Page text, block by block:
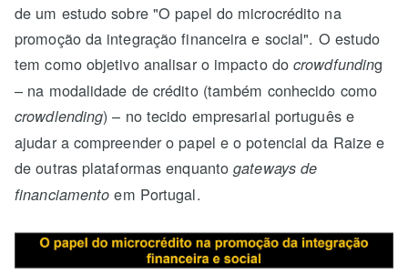
de um estudo sobre "O papel do microcrédito na
promoção da integração financeira e social". O estudo
tem como objetivo analisar o impacto docrowdfunding
– na modalidade de crédito (também conhecido como
crowdlending) – no tecido empresarial português e
ajudar a compreender o papel e o potencial da Raize e
de outras plataformas enquantogateways de
financiamento em Portugal.